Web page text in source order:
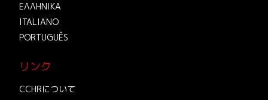
ΕΛΛΗΝΙΚA
ITALIANO
PORTUGUÊS
リンク
CCHRについて